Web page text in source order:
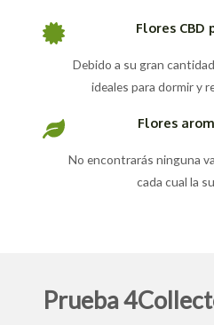
Flores CBD
Debido a su gran
ideales para dormir y
Flores
No encontrarás ninguna
cada cual la
Prueba